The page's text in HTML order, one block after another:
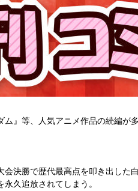
』等、人気アニメ作品の続編が
決勝で歴代最高点を叩き出した
久追放されてしまう。